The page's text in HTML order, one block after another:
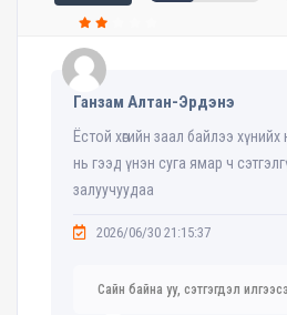
Ганзам Алтан-Эрдэнэ
Ёстой хөгийн заал байлээ
нь гээд үнэн суга ямар ч
залуучуудаа
2026/06/30 21:15:37
Сайн байна уу, сэтгэгдэл